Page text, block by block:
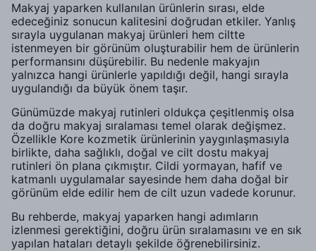
Makyaj yaparken kullanılan ürünlerin sırası, elde
edeceğiniz sonucun kalitesini doğrudan etkiler. Yanlış
sırayla uygulanan makyaj ürünleri hem ciltte
istenmeyen bir görünüm oluşturabilir hem de ürünlerin
performansını düşürebilir. Bu nedenle makyajın
yalnızca hangi ürünlerle yapıldığı değil, hangi sırayla
uygulandığı da büyük önem taşır.
Günümüzde makyaj rutinleri oldukça çeşitlenmiş olsa
da doğru makyaj sıralaması temel olarak değişmez.
Özellikle Kore kozmetik ürünlerinin yaygınlaşmasıyla
birlikte, daha sağlıklı, doğal ve cilt dostu makyaj
rutinleri ön plana çıkmıştır. Cildi yormayan, hafif ve
katmanlı uygulamalar sayesinde hem daha doğal bir
görünüm elde edilir hem de cilt uzun vadede korunur.
Bu rehberde, makyaj yaparken hangi adımların
izlenmesi gerektiğini, doğru ürün sıralamasını ve en sık
yapılan hataları detaylı şekilde öğrenebilirsiniz.